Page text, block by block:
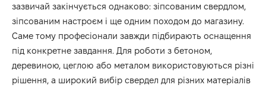
зазвичай закінчується однаково: зіпсованим свердлом,
зіпсованим настроєм і ще одним походом до магазину.
Саме тому професіонали завжди підбирають оснащення
під конкретне завдання. Для роботи з бетоном,
деревиною, цеглою або металом використовуються різні
рішення, а широкий вибір свердел для різних матеріалів